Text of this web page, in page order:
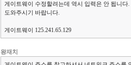
게이트웨이 수정할려는데 역시 입력은 안 됩니다.
도와주시기 바랍니다.
게이트웨이 125.241.65.129
왕재치